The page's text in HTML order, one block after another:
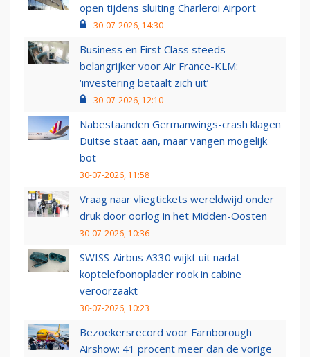
open tijdens sluiting Charleroi Airport
30-07-2026, 14:30
Business en First Class steeds
belangrijker voor Air France-KLM:
‘investering betaalt zich uit’
30-07-2026, 12:10
Nabestaanden Germanwings-crash klagen
Duitse staat aan, maar vangen mogelijk
bot
30-07-2026, 11:58
Vraag naar vliegtickets wereldwijd onder
druk door oorlog in het Midden-Oosten
30-07-2026, 10:36
SWISS-Airbus A330 wijkt uit nadat
koptelefoonoplader rook in cabine
veroorzaakt
30-07-2026, 10:23
Bezoekersrecord voor Farnborough
Airshow: 41 procent meer dan de vorige